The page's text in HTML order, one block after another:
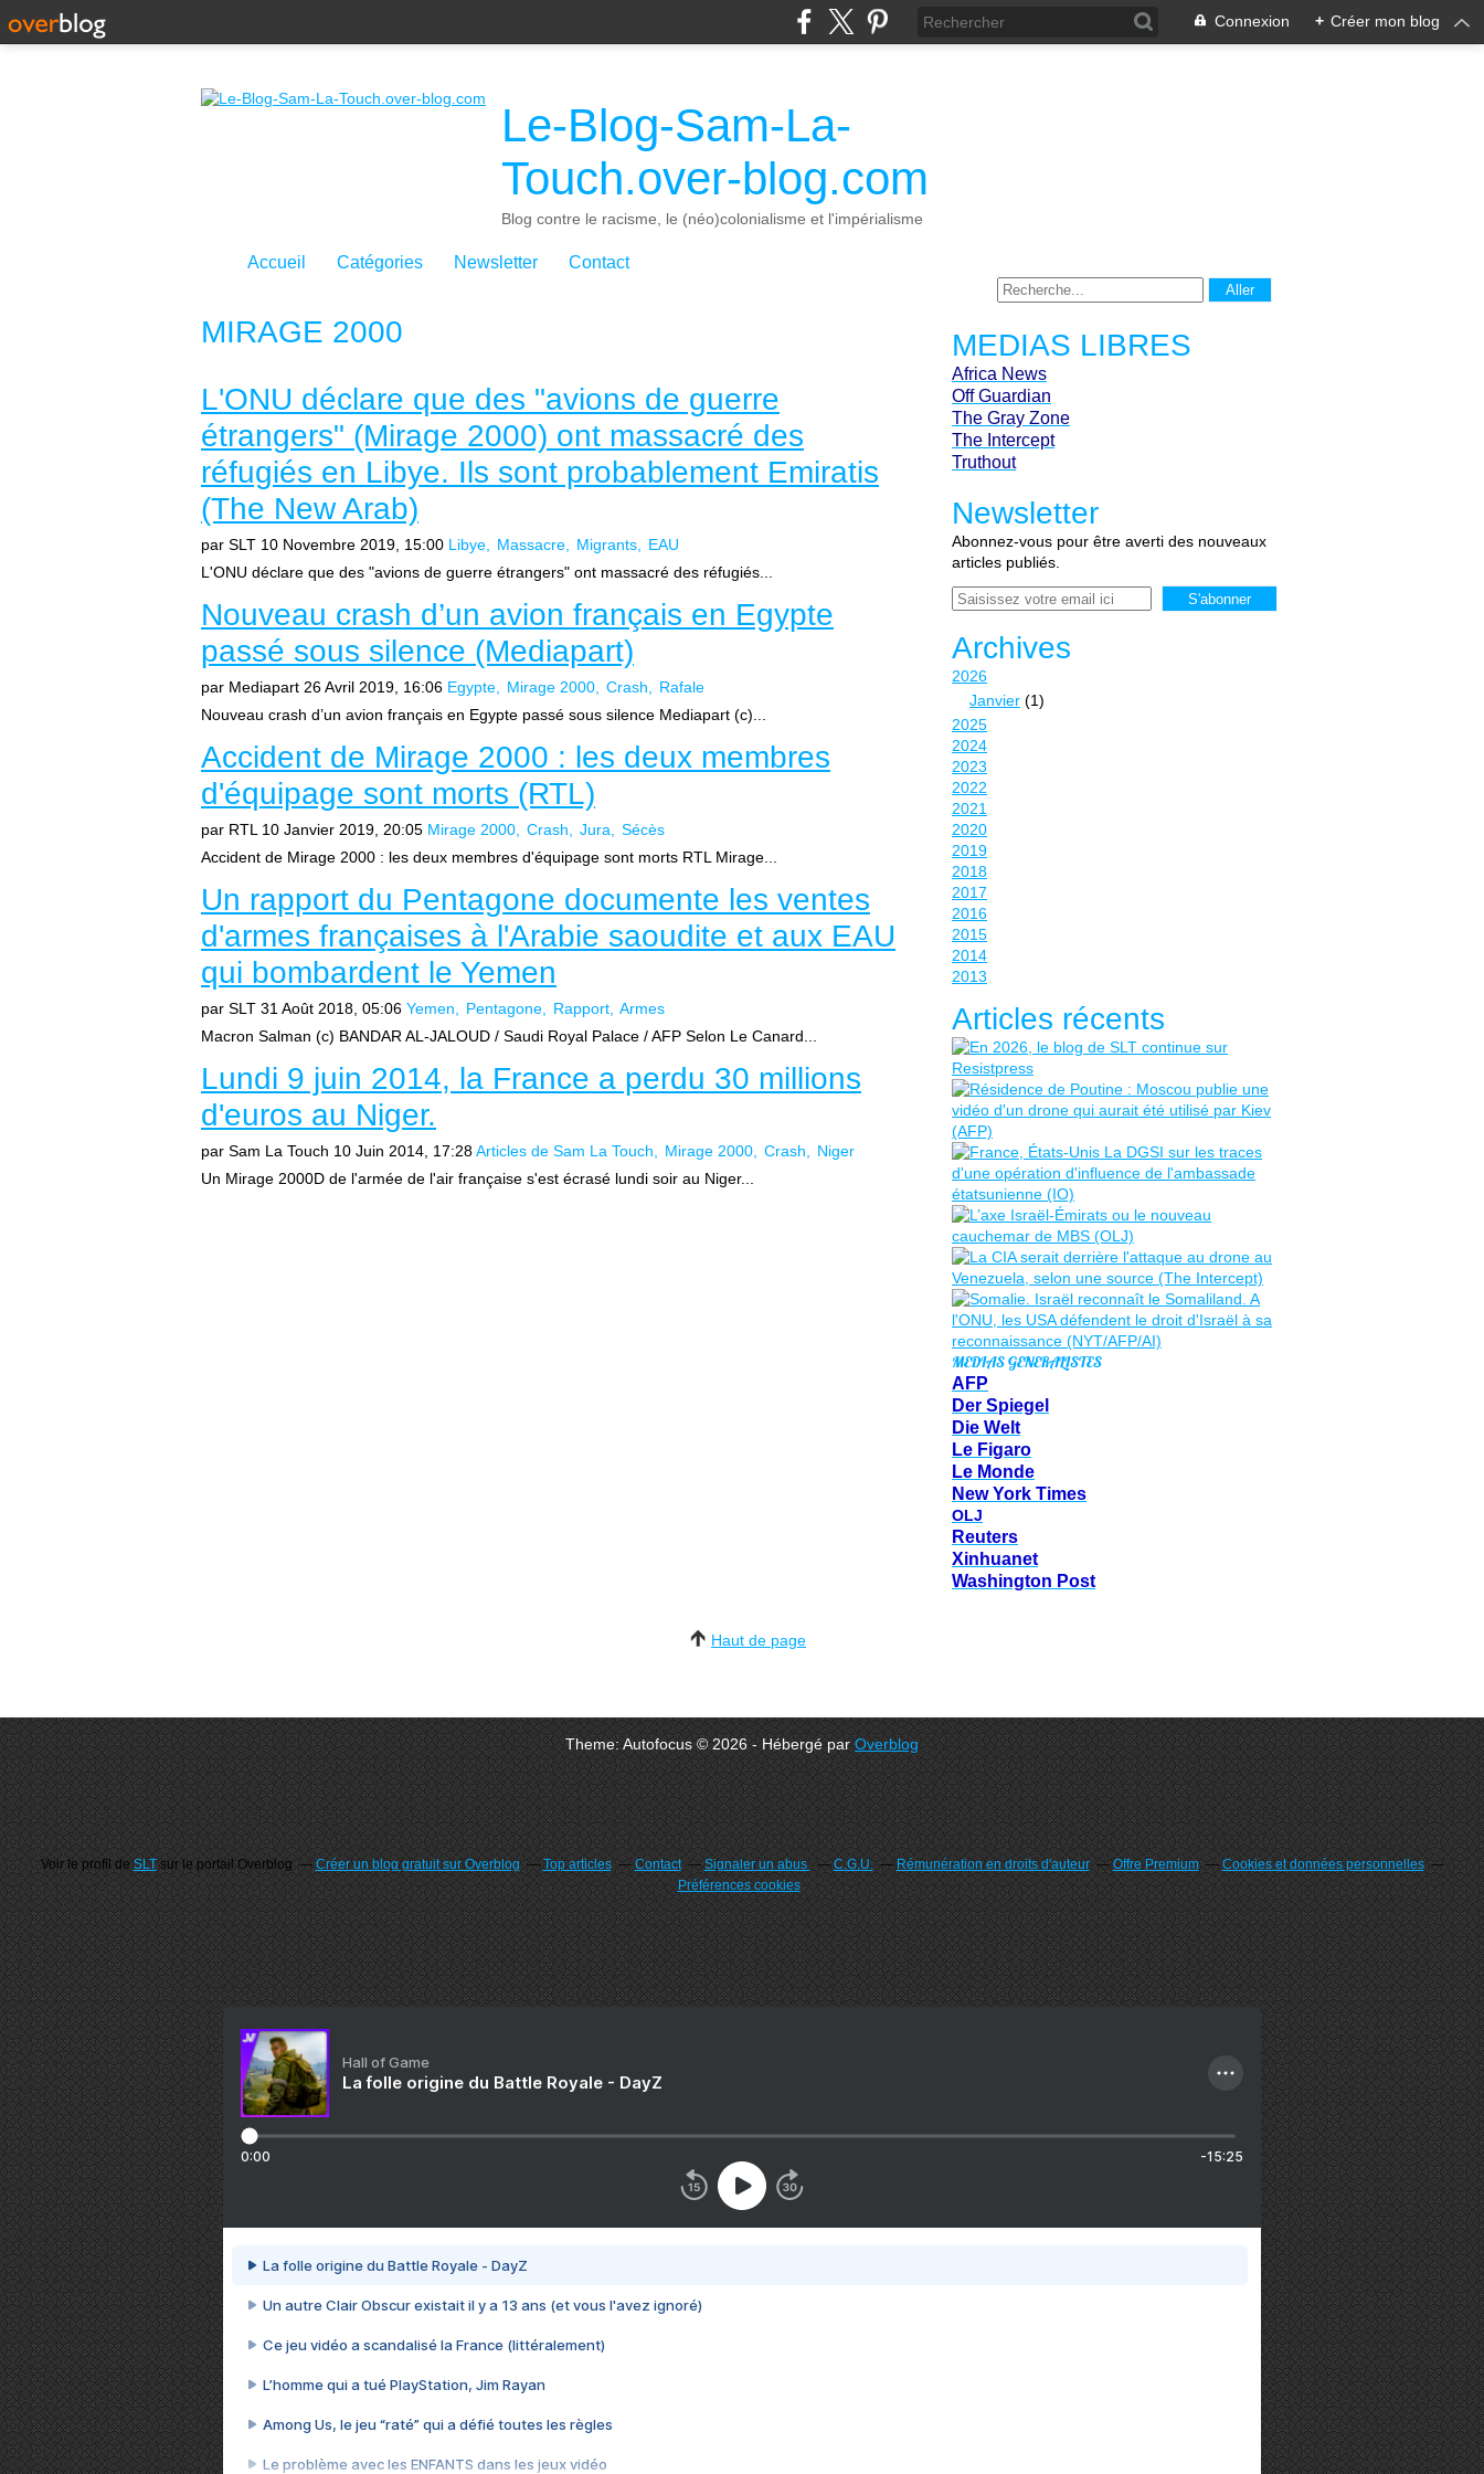
Connexion + Créer mon blog
Le-Blog-Sam-La-
Touch.over-blog.com
Blog contre le racisme, le (néo)colonialisme et l'impérialisme
Accueil Catégories Newsletter Contact
MIRAGE 2000
L'ONU déclare que des "avions de guerre
étrangers" (Mirage 2000) ont massacré des
réfugiés en Libye. Ils sont probablement Emiratis
(The New Arab)
par SLT 10 Novembre 2019, 15:00 Libye Massacre Migrants
EAU
L'ONU déclare que des "avions de guerre étrangers" ont massacré des réfugiés...
Nouveau crash d’un avion français en Egypte
passé sous silence (Mediapart)
par Mediapart 26 Avril 2019, 16:06 Egypte Mirage 2000 Crash
Rafale
Nouveau crash d’un avion français en Egypte passé sous silence Mediapart (c)...
Accident de Mirage 2000 : les deux membres
d'équipage sont morts (RTL)
par RTL 10 Janvier 2019, 20:05 Mirage 2000 Crash Jura
Sécès
Accident de Mirage 2000 : les deux membres d'équipage sont morts RTL Mirage...
Un rapport du Pentagone documente les ventes
d'armes françaises à l'Arabie saoudite et aux EAU
qui bombardent le Yemen
par SLT 31 Août 2018, 05:06 Yemen Pentagone Rapport Armes
Macron Salman (c) BANDAR AL-JALOUD / Saudi Royal Palace / AFP Selon Le Canard...
Lundi 9 juin 2014, la France a perdu 30 millions
d'euros au Niger.
par Sam La Touch 10 Juin 2014, 17:28Articles de Sam La Touch Mirage 2000 Crash
Niger
Un Mirage 2000D de l'armée de l'air française s'est écrasé lundi soir au Niger...
MEDIAS LIBRES
Africa News
Off Guardian
The Gray Zone
The Intercept
Truthout
Newsletter
Abonnez-vous pour être averti des nouveaux
articles publiés.
Email
Archives
2026
Janvier (1)
2025
2024
2023
2022
2021
2020
2019
2018
2017
2016
2015
2014
2013
Articles récents
MEDIAS GENERALISTES
AFP
Der Spiegel
Die Welt
Le Figaro
Le Monde
New York Times
OLJ
Reuters
Xinhuanet
Washington Post
Haut de page
Theme: Autofocus © 2026 - Hébergé parOverblog
Voir le profil deSLTsur le portail Overblog Créer un blog gratuit sur Overblog Top articles Contact Signaler un abus C.G.U. Rémunération en droits d'auteur Offre Premium
Cookies et données personnelles
Préférences cookies
Hall of Game
La folle origine du Battle Royale - DayZ
0:00 -15:25
La folle origine du Battle Royale - DayZ
Un autre Clair Obscur existait il y a 13 ans (et vous l'avez ignoré)
Ce jeu vidéo a scandalisé la France (littéralement)
L’homme qui a tué PlayStation, Jim Rayan
Among Us, le jeu “raté” qui a défié toutes les règles
Le problème avec les ENFANTS dans les jeux vidéo